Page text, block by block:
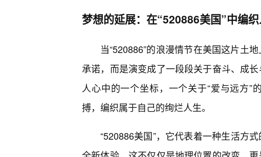
梦想的延展：在“520886美国”中编
当“520886”的浪漫情节在美国这片土
承诺，而是演变成了一段段关于奋斗、成
人心中的一个坐标，一个关于“爱与远方
搏，编织属于自己的绚烂人生。
“520886美国”，它代表着一种生活方